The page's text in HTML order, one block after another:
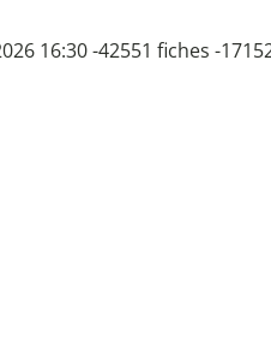
16:30 -42551 fiches -